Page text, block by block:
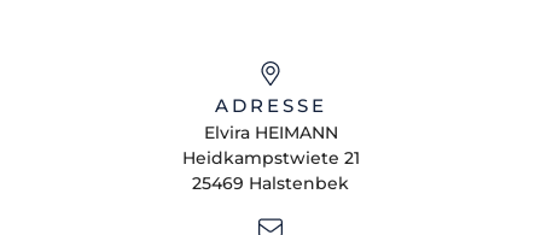
ADRESSE
Elvira HEIMANN
Heidkampstwiete 21
25469 Halstenbek